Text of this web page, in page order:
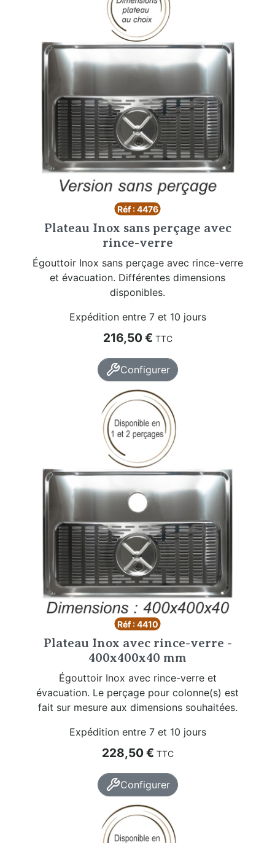
Réf : 4476
Plateau Inox sans perçage avec
rince-verre
Égouttoir Inox sans perçage avec rince-verre
et évacuation. Différentes dimensions
disponibles.
Expédition entre 7 et 10 jours
Prix
216,50 € TTC
Configurer
Réf : 4410
Plateau Inox avec rince-verre -
400x400x40 mm
Égouttoir Inox avec rince-verre et
évacuation. Le perçage pour colonne(s) est
fait sur mesure aux dimensions souhaitées.
Expédition entre 7 et 10 jours
Prix
228,50 € TTC
Configurer